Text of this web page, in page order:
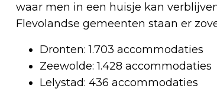
waar men in een huisje kan
Flevolandse gemeenten staan er
Dronten: 1.703 accommodaties
Zeewolde: 1.428 accommodaties
Lelystad: 436 accommodaties